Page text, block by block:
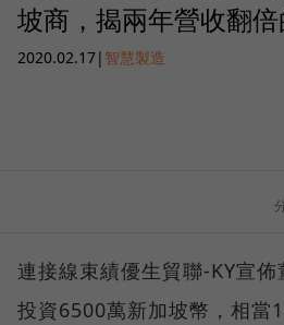
坡商，揭兩年營收翻
2020.02.17| 智慧製造
連接線束績優生貿聯-KY宣
投資6500萬新加坡幣，相當